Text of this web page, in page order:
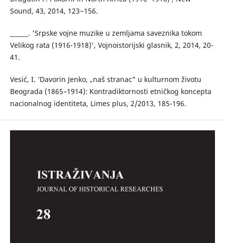
Sound, 43, 2014, 123−156.
______. 'Srpske vojne muzike u zemljama saveznika tokom
Velikog rata (1916-1918)', Vojnoistorijski glasnik, 2, 2014, 20-
41.
Vesić, I. ‘Davorin Jenko, „naš stranac” u kulturnom životu
Beograda (1865–1914): Kontradiktornosti etničkog koncepta
nacionalnog identiteta, Limes plus, 2/2013, 185-196.